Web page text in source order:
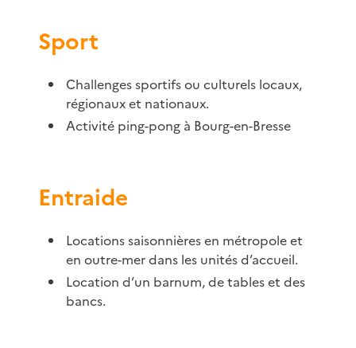
Sport
Challenges sportifs ou culturels locaux,
régionaux et nationaux.
Activité ping-pong à Bourg-en-Bresse
Entraide
Locations saisonnières en métropole et
en outre-mer dans les unités d’accueil.
Location d’un barnum, de tables et des
bancs.